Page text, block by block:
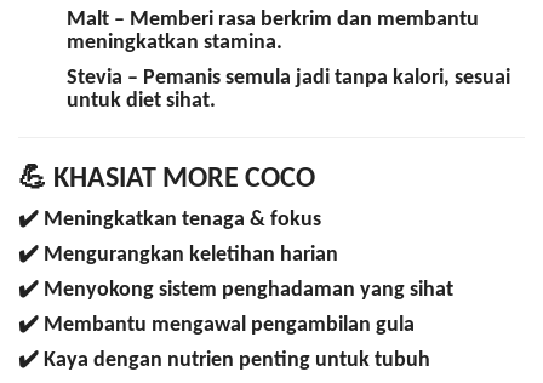
Malt – Memberi rasa berkrim dan membantu
meningkatkan stamina.
Stevia – Pemanis semula jadi tanpa kalori, sesuai
untuk diet sihat.
💪 KHASIAT MORE COCO
✔️ Meningkatkan tenaga & fokus
✔️ Mengurangkan keletihan harian
✔️ Menyokong sistem penghadaman yang sihat
✔️ Membantu mengawal pengambilan gula
✔️ Kaya dengan nutrien penting untuk tubuh